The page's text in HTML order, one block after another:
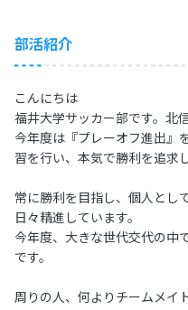
部活紹介
こんにちは
福井大学サッカー部です。北
今年度は『プレーオフ進出』
習を行い、本気で勝利を追求
常に勝利を目指し、個人とし
日々精進しています。
今年度、大きな世代交代の中
です。
周りの人、何よりチームメイ